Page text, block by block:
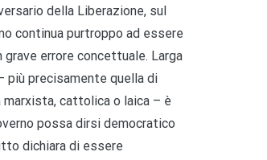
della Liberazione, sul
continua purtroppo ad essere
errore concettuale. Larga
più precisamente quella di
cattolica o laica – è
possa dirsi democratico
dichiara di essere